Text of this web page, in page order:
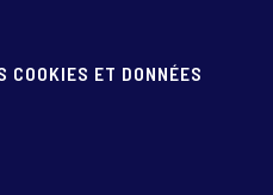
COOKIES ET DONNÉES